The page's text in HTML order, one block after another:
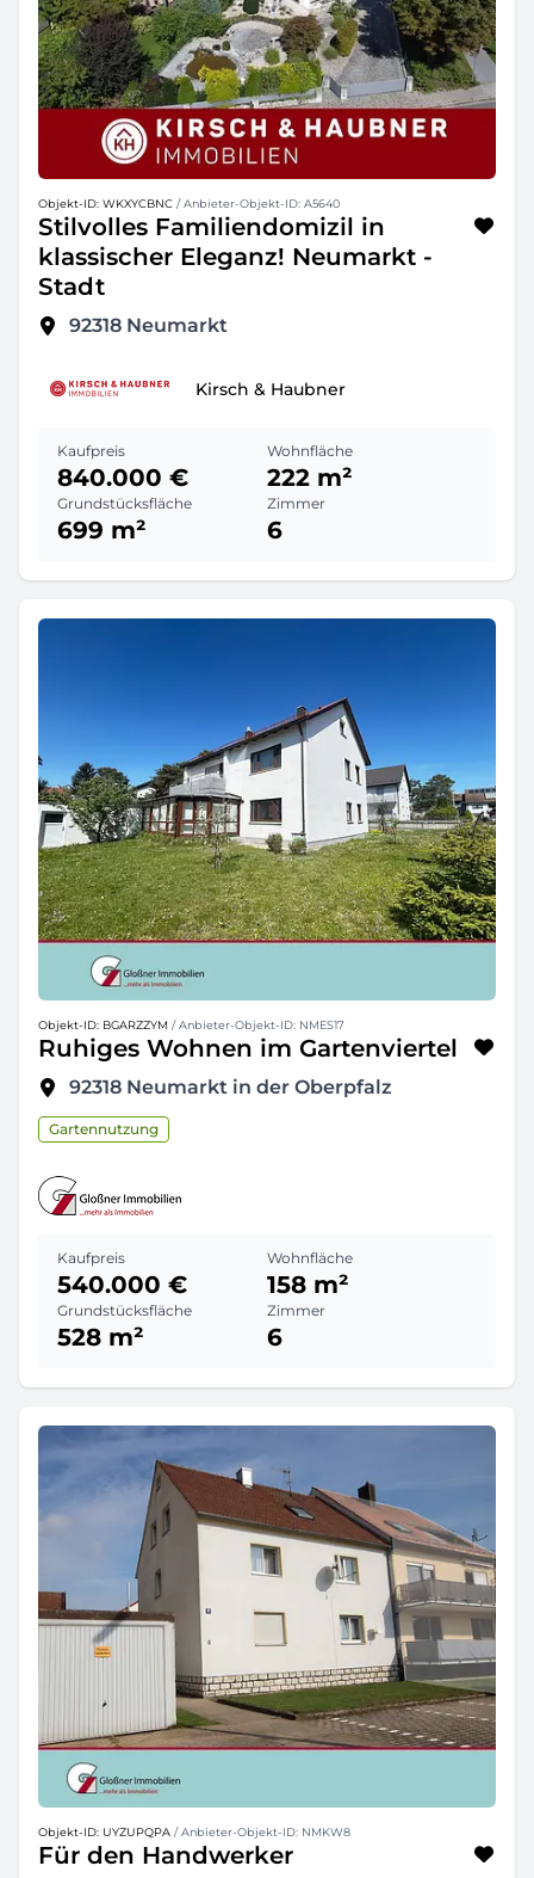
Objekt-ID: WKXYCBNC / Anbieter-Objekt-ID: A5640
Stilvolles Familiendomizil in
klassischer Eleganz! Neumarkt -
Stadt
92318 Neumarkt
Kirsch & Haubner
Kaufpreis
840.000 €
Wohnfläche
222 m²
Grundstücksfläche
699 m²
Zimmer
6
Objekt-ID: BGARZZYM / Anbieter-Objekt-ID: NMES17
Ruhiges Wohnen im Gartenviertel
92318 Neumarkt in der Oberpfalz
Gartennutzung
Kaufpreis
540.000 €
Wohnfläche
158 m²
Grundstücksfläche
528 m²
Zimmer
6
Objekt-ID: UYZUPQPA / Anbieter-Objekt-ID: NMKW8
Für den Handwerker